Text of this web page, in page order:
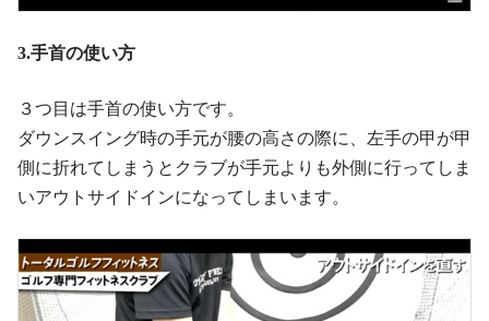
3.手首の使い方
３つ目は手首の使い方です。
ダウンスイング時の手元が腰の高さの際に、左手の甲が甲
側に折れてしまうとクラブが手元よりも外側に行ってしま
いアウトサイドインになってしまいます。